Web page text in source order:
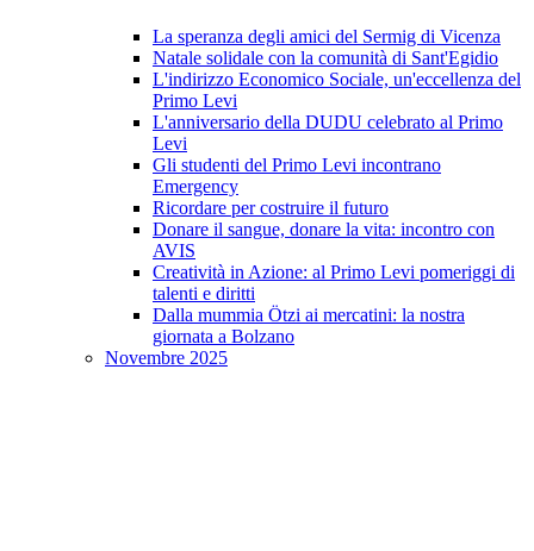
La speranza degli amici del Sermig di Vicenza
Natale solidale con la comunità di Sant'Egidio
L'indirizzo Economico Sociale, un'eccellenza del
Primo Levi
L'anniversario della DUDU celebrato al Primo
Levi
Gli studenti del Primo Levi incontrano
Emergency
Ricordare per costruire il futuro
Donare il sangue, donare la vita: incontro con
AVIS
Creatività in Azione: al Primo Levi pomeriggi di
talenti e diritti
Dalla mummia Ötzi ai mercatini: la nostra
giornata a Bolzano
Novembre 2025